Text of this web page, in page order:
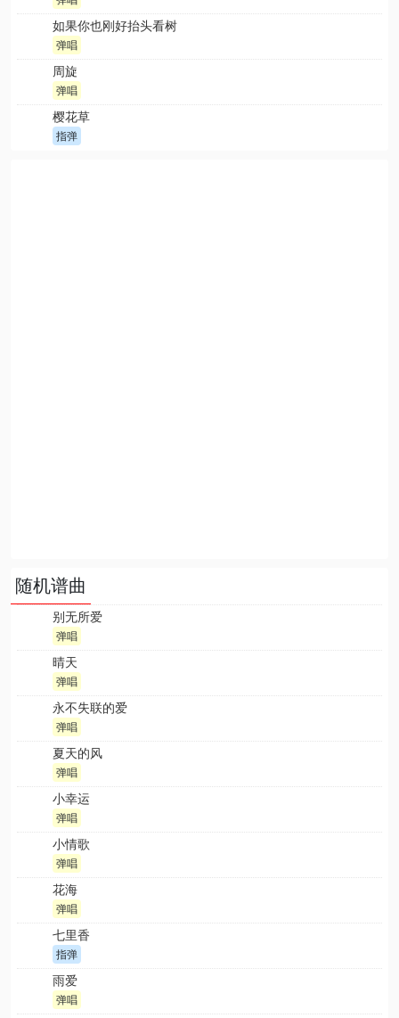
如果你也刚好抬头看树
弹唱
周旋
弹唱
樱花草
指弹
随机谱曲
别无所爱
弹唱
晴天
弹唱
永不失联的爱
弹唱
夏天的风
弹唱
小幸运
弹唱
小情歌
弹唱
花海
弹唱
七里香
指弹
雨爱
弹唱